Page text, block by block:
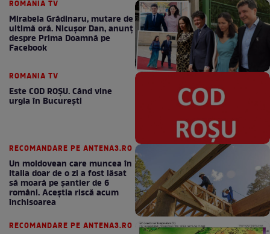
ROMANIA TV
Mirabela Grădinaru, mutare de
ultimă oră. Nicuşor Dan, anunţ
despre Prima Doamnă pe
Facebook
ROMANIA TV
Este COD ROŞU. Când vine
urgia în Bucureşti
RECOMANDARE PE ANTENA3.RO
Un moldovean care muncea în
Italia doar de o zi a fost lăsat
să moară pe şantier de 6
români. Aceștia riscă acum
închisoarea
RECOMANDARE PE ANTENA3.RO